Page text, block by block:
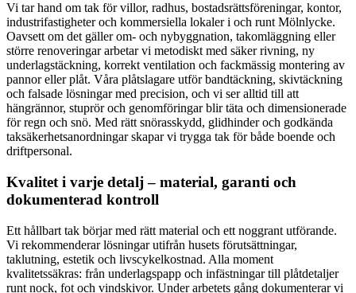
Vi tar hand om tak för villor, radhus, bostadsrättsföreningar, kontor,
industrifastigheter och kommersiella lokaler i och runt Mölnlycke.
Oavsett om det gäller om- och nybyggnation, takomläggning eller
större renoveringar arbetar vi metodiskt med säker rivning, ny
underlagstäckning, korrekt ventilation och fackmässig montering av
pannor eller plåt. Våra plåtslagare utför bandtäckning, skivtäckning
och falsade lösningar med precision, och vi ser alltid till att
hängrännor, stuprör och genomföringar blir täta och dimensionerade
för regn och snö. Med rätt snörasskydd, glidhinder och godkända
taksäkerhetsanordningar skapar vi trygga tak för både boende och
driftpersonal.
Kvalitet i varje detalj – material, garanti och
dokumenterad kontroll
Ett hållbart tak börjar med rätt material och ett noggrant utförande.
Vi rekommenderar lösningar utifrån husets förutsättningar,
taklutning, estetik och livscykelkostnad. Alla moment
kvalitetssäkras: från underlagspapp och infästningar till plåtdetaljer
runt nock, fot och vindskivor. Under arbetets gång dokumenterar vi